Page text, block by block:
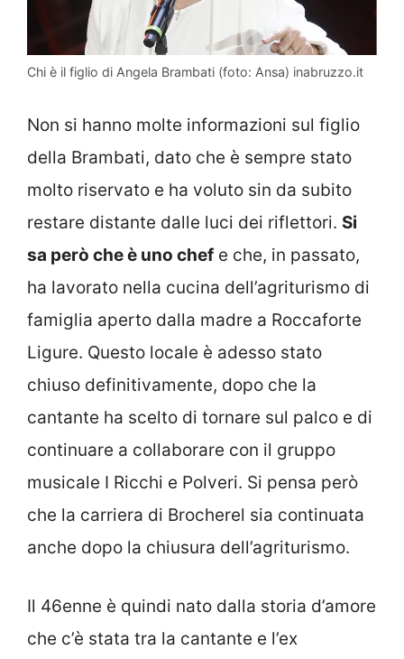
Chi è il figlio di Angela Brambati (foto: Ansa) inabruzzo.it
Non si hanno molte informazioni sul figlio
della Brambati, dato che è sempre stato
molto riservato e ha voluto sin da subito
restare distante dalle luci dei riflettori. Si
sa però che è uno chef e che, in passato,
ha lavorato nella cucina dell’agriturismo di
famiglia aperto dalla madre a Roccaforte
Ligure. Questo locale è adesso stato
chiuso definitivamente, dopo che la
cantante ha scelto di tornare sul palco e di
continuare a collaborare con il gruppo
musicale I Ricchi e Polveri. Si pensa però
che la carriera di Brocherel sia continuata
anche dopo la chiusura dell’agriturismo.
Il 46enne è quindi nato dalla storia d’amore
che c’è stata tra la cantante e l’ex